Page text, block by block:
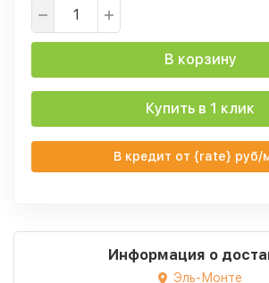
В корзину
Купить в 1 клик
В кредит от {rate} руб/
Информация о
Эль-Монте